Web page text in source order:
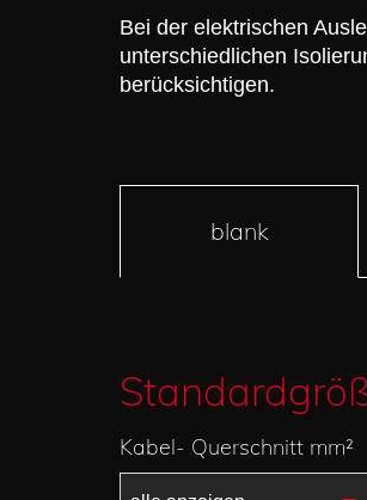
Bei der elektrischen
unterschiedlichen
berücksichtigen.
blank
Kabel- Querschnitt mm²